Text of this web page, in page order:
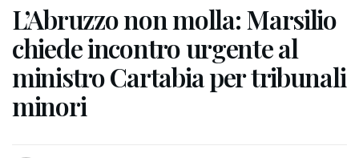
L’Abruzzo non molla: Marsilio
chiede incontro urgente al
ministro Cartabia per tribunali
minori